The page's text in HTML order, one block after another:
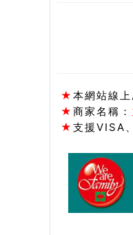
★ 本網站線
★ 商家名稱：
★ 支援VISA